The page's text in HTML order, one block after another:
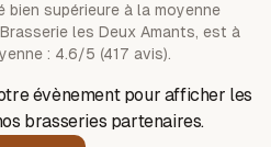
supérieure à la moyenne
les Deux Amants, est à
: 4.6/5 (417 avis).
évènement pour afficher les
brasseries partenaires.